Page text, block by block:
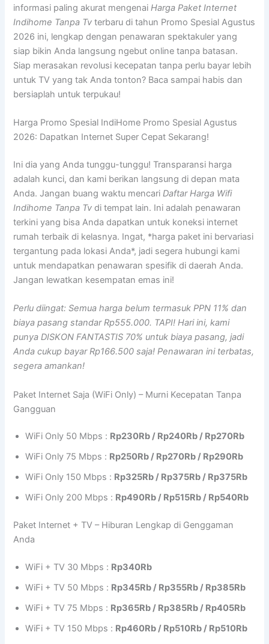
informasi paling akurat mengenaiHarga Paket Internet
Indihome Tanpa Tv terbaru di tahun Promo Spesial Agustus
2026 ini, lengkap dengan penawaran spektakuler yang
siap bikin Anda langsung ngebut online tanpa batasan.
Siap merasakan revolusi kecepatan tanpa perlu bayar lebih
untuk TV yang tak Anda tonton? Baca sampai habis dan
bersiaplah untuk terpukau!
Harga Promo Spesial IndiHome Promo Spesial Agustus
2026: Dapatkan Internet Super Cepat Sekarang!
Ini dia yang Anda tunggu-tunggu! Transparansi harga
adalah kunci, dan kami berikan langsung di depan mata
Anda. Jangan buang waktu mencariDaftar Harga Wifi
Indihome Tanpa Tv di tempat lain. Ini adalah penawaran
terkini yang bisa Anda dapatkan untuk koneksi internet
rumah terbaik di kelasnya. Ingat, *harga paket ini bervariasi
tergantung pada lokasi Anda*, jadi segera hubungi kami
untuk mendapatkan penawaran spesifik di daerah Anda.
Jangan lewatkan kesempatan emas ini!
Perlu diingat: Semua harga belum termasuk PPN 11% dan
biaya pasang standar Rp555.000. TAPI! Hari ini, kami
punya DISKON FANTASTIS 70% untuk biaya pasang, jadi
Anda cukup bayar Rp166.500 saja! Penawaran ini terbatas,
segera amankan!
Paket Internet Saja (WiFi Only) – Murni Kecepatan Tanpa
Gangguan
WiFi Only 50 Mbps : Rp230Rb / Rp240Rb / Rp270Rb
WiFi Only 75 Mbps : Rp250Rb / Rp270Rb / Rp290Rb
WiFi Only 150 Mbps : Rp325Rb / Rp375Rb / Rp375Rb
WiFi Only 200 Mbps : Rp490Rb / Rp515Rb / Rp540Rb
Paket Internet + TV – Hiburan Lengkap di Genggaman
Anda
WiFi + TV 30 Mbps : Rp340Rb
WiFi + TV 50 Mbps : Rp345Rb / Rp355Rb / Rp385Rb
WiFi + TV 75 Mbps : Rp365Rb / Rp385Rb / Rp405Rb
WiFi + TV 150 Mbps : Rp460Rb / Rp510Rb / Rp510Rb